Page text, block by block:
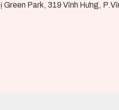
Green Park, 319 Vĩnh Hưng,